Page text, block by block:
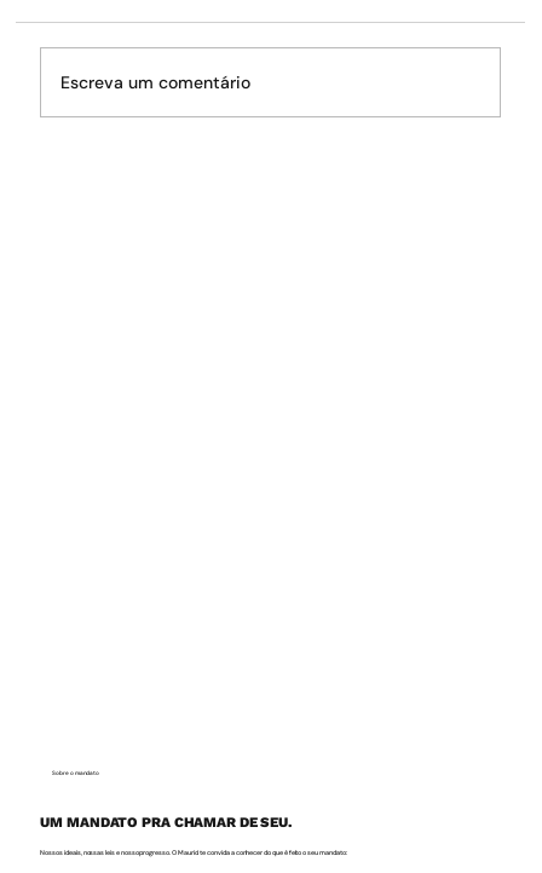
Escreva um comentário
Sobre o mandato
UM MANDATO PRA CHAMAR DE SEU.
Nossos ideais, nossas leis e nosso progresso. O Maurici te convida a conhecer do que é feito o seu mandato: